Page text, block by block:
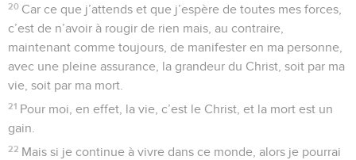
20 Car ce que j’attends et que j’espère de toutes mes forces,
c’est de n’avoir à rougir de rien mais, au contraire,
maintenant comme toujours, de manifester en ma personne,
avec une pleine assurance, la grandeur du Christ, soit par ma
vie, soit par ma mort.
21 Pour moi, en effet, la vie, c’est le Christ, et la mort est un
gain.
22 Mais si je continue à vivre dans ce monde, alors je pourrai